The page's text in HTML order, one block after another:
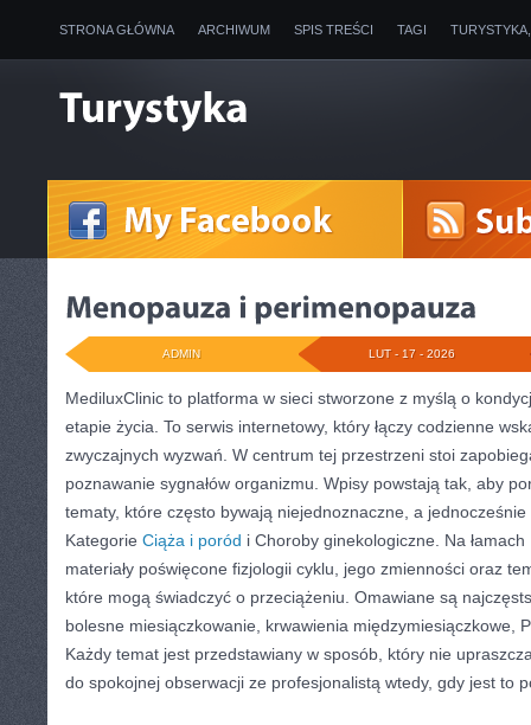
STRONA GŁÓWNA ARCHIWUM SPIS TREŚCI TAGI
LUT - 17 - 2026
ADMIN
MediluxClinic to platforma w sieci stworzone z myślą o
etapie życia. To serwis internetowy, który łączy codzienne
zwyczajnych wyzwań. W centrum tej przestrzeni stoi
poznawanie sygnałów organizmu. Wpisy powstają tak, aby
tematy, które często bywają niejednoznaczne, a
Kategorie Ciąża i poród i Choroby ginekologiczne. Na
materiały poświęcone fizjologii cyklu, jego zmienności oraz
które mogą świadczyć o przeciążeniu. Omawiane są
bolesne miesiączkowanie, krwawienia międzymiesiączkowe,
Każdy temat jest przedstawiany w sposób, który nie
do spokojnej obserwacji ze profesjonalistą wtedy, gdy jest to